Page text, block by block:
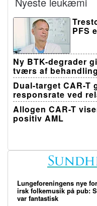
PFS
Ny BTK-degrader
tværs af
Dual-target CAR-T
responsrate ved
Allogen CAR-T
positiv AML
Lungeforeningens nye
irsk folkemusik på pub:
var fantastisk